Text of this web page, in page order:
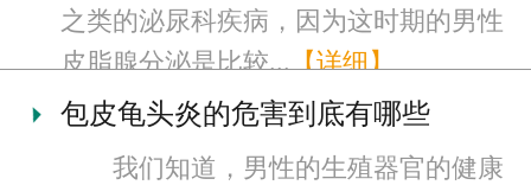
之类的泌尿科疾病，因为这时期的男性
皮脂腺分泌是比较...【详细】
包皮龟头炎的危害到底有哪些
我们知道，男性的生殖器官的健康